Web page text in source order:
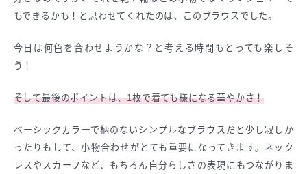
もできるかも！と思わせてくれたのは、このブラウスでした。
今日は何色を合わせようかな？と考える時間もとっても楽しそ
う！
そして最後のポイントは、1枚で着ても様になる華やかさ！
ベーシックカラーで柄のないシンプルなブラウスだと少し寂しか
ったりもして、小物合わせがとても重要になってきます。ネック
レスやスカーフなど、もちろん自分らしさの表現にもつながりま